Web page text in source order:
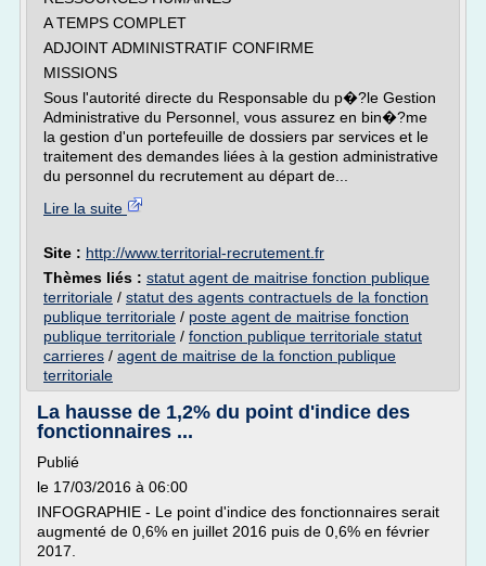
A TEMPS COMPLET
ADJOINT ADMINISTRATIF CONFIRME
MISSIONS
Sous l'autorité directe du Responsable du p�?le Gestion
Administrative du Personnel, vous assurez en bin�?me
la gestion d'un portefeuille de dossiers par services et le
traitement des demandes liées à la gestion administrative
du personnel du recrutement au départ de...
Lire la suite
Site : http://www.territorial-recrutement.fr
Thèmes liés : statut agent de maitrise fonction publique
territoriale / statut des agents contractuels de la fonction
publique territoriale / poste agent de maitrise fonction
publique territoriale / fonction publique territoriale statut
carrieres / agent de maitrise de la fonction publique
territoriale
La hausse de 1,2% du point d'indice des
fonctionnaires ...
Publié
le 17/03/2016 à 06:00
INFOGRAPHIE - Le point d'indice des fonctionnaires serait
augmenté de 0,6% en juillet 2016 puis de 0,6% en février
2017.